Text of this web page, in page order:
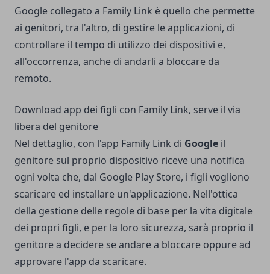
Google collegato a Family Link è quello che permette
ai genitori, tra l'altro, di gestire le applicazioni, di
controllare il tempo di utilizzo dei dispositivi e,
all'occorrenza, anche di andarli a bloccare da
remoto.
Download app dei figli con Family Link, serve il via
libera del genitore
Nel dettaglio, con l'app Family Link di Google il
genitore sul proprio dispositivo riceve una notifica
ogni volta che, dal Google Play Store, i figli vogliono
scaricare ed installare un'applicazione. Nell'ottica
della gestione delle regole di base per la vita digitale
dei propri figli, e per la loro sicurezza, sarà proprio il
genitore a decidere se andare a bloccare oppure ad
approvare l'app da scaricare.